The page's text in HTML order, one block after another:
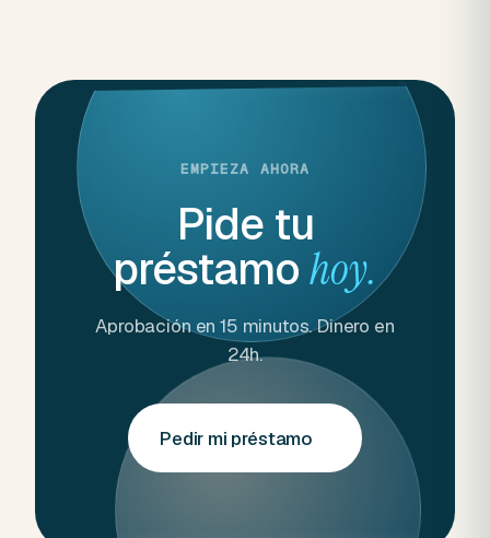
EMPIEZA AHORA
Pide tu
préstamohoy.
Aprobación en 15 minutos. Dinero en
24h.
Pedir mi préstamo